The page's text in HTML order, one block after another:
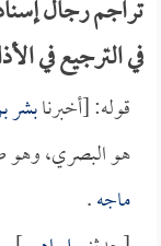
تراجم رجال
في الترجيع في
قوله: [أخبرنابشر
هو البصري،
ماجه.